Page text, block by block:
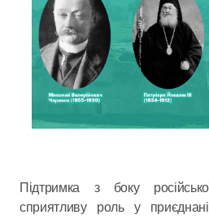
Підтримка з боку
сприятливу роль у